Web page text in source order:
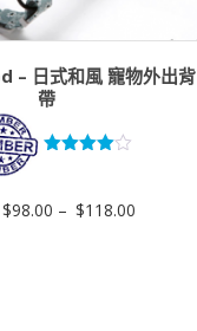
– 日式和風 寵物外出背
帶
滿分 5
$98.00 – $118.00